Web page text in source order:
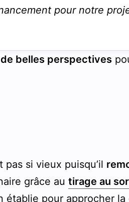
pour notre
belles perspectives
pas si vieux puisqu’il
grâce autirage au
établie pour approcher la